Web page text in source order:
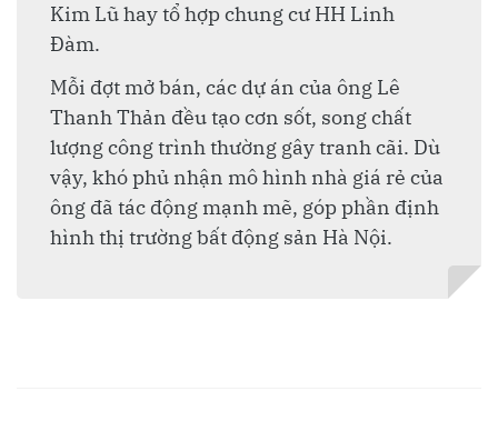
Kim Lũ hay tổ hợp chung cư HH Linh
Đàm.
Mỗi đợt mở bán, các dự án của ông Lê
Thanh Thản đều tạo cơn sốt, song chất
lượng công trình thường gây tranh cãi. Dù
vậy, khó phủ nhận mô hình nhà giá rẻ của
ông đã tác động mạnh mẽ, góp phần định
hình thị trường bất động sản Hà Nội.